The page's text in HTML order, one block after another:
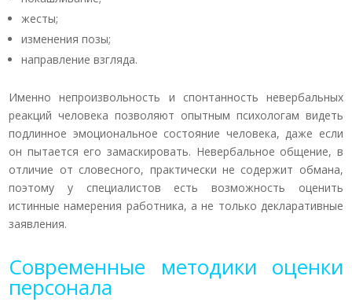
жесты;
изменения позы;
направление взгляда.
Именно непроизвольность и спонтанность невербальных
реакций человека позволяют опытным психологам видеть
подлинное эмоциональное состояние человека, даже если
он пытается его замаскировать. Невербальное общение, в
отличие от словесного, практически не содержит обмана,
поэтому у специалистов есть возможность оценить
истинные намерения работника, а не только декларативные
заявления.
Современные методики оценки
персонала